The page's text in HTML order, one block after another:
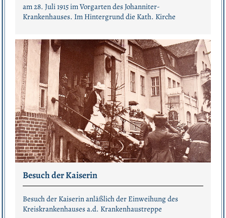
am 28. Juli 1915 im Vorgarten des Johanniter-
Krankenhauses. Im Hintergrund die Kath. Kirche
Besuch der Kaiserin
Besuch der Kaiserin anläßlich der Einweihung des
Kreiskrankenhauses a.d. Krankenhaustreppe